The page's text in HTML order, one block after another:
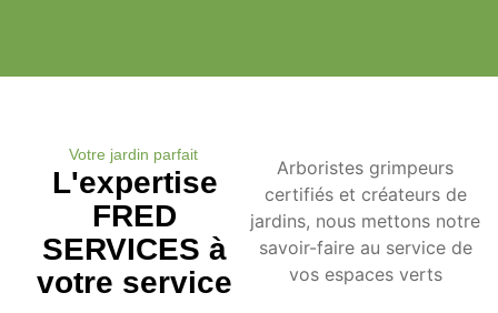
Votre jardin parfait
L'expertise
FRED
SERVICES à
votre service
Arboristes grimpeurs
certifiés et créateurs de
jardins, nous mettons notre
savoir-faire au service de
vos espaces verts